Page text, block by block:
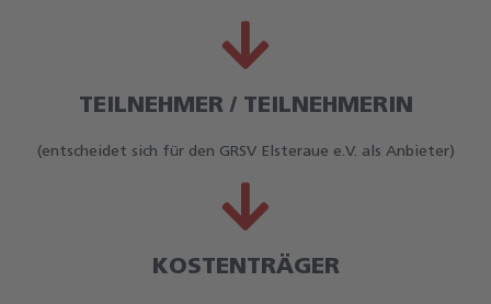
TEILNEHMER / TEILNEHMERIN
(entscheidet sich für den GRSV Elsteraue e.V. als Anbieter)
KOSTENTRÄGER